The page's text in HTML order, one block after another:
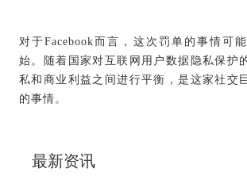
对于Facebook而言，这次罚单的事情可
始。随着国家对互联网用户数据隐私保护
私和商业利益之间进行平衡，是这家社交
的事情。
最新资讯